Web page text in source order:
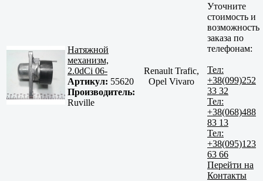
Натяжной
механизм,
2.0dCi 06-
Артикул: 55620
Производитель:
Ruville
Renault Trafic,
Opel Vivaro
Уточните
стоимость и
возможность
заказа по
телефонам:
Тел:
+38(099)252
33 32
Тел:
+38(068)488
83 13
Тел:
+38(095)123
63 66
Перейти на
Контакты